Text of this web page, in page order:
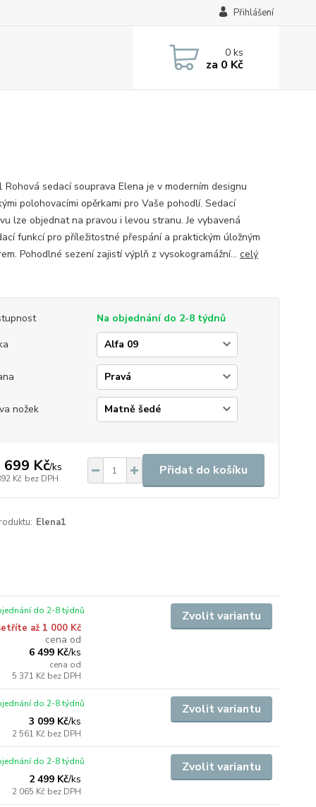
Přihlášení
0ks
za 0 Kč
Rohová sedací souprava Elena je v moderním designu
polohovacími opěrkami pro Vaše pohodlí. Sedací
lze objednat na pravou i levou stranu. Je vybavená
funkcí pro příležitostné přespání a praktickým úložným
Pohodlné sezení zajistí výplň z vysokogramážní... celý
Na objednání do 2-8 týdnů
nožek
699 Kč/ks
Kč bez DPH
Přidat do košíku
Elena1
až 1 000 Kč
cena od
6 499 Kč/ks
cena od
5 371 Kč bez DPH
do 2-8 týdnů Zvolit variantu
3 099 Kč/ks
2 561 Kč bez DPH
do 2-8 týdnů Zvolit variantu
2 499 Kč/ks
2 065 Kč bez DPH
do 2-8 týdnů Zvolit variantu